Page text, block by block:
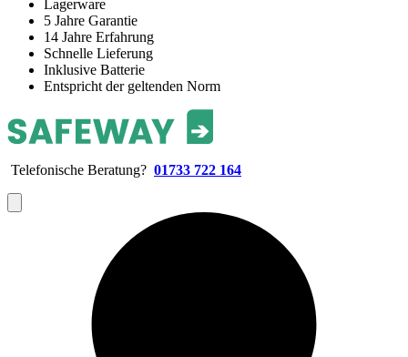
Lagerware
5 Jahre Garantie
14 Jahre Erfahrung
Schnelle Lieferung
Inklusive Batterie
Entspricht der geltenden Norm
Telefonische Beratung? 01733 722 164